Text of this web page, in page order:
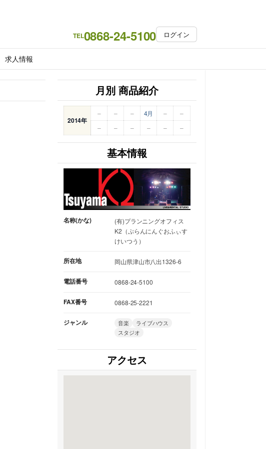
TEL0868-24-5100 ログイン
求人情報
月別 商品紹介
2014年
– – – 4月 –
–
–
– – – – –
基本情報
名称(かな)
(有)プランニングオフィス
K2（ぷらんにんぐおふぃす
けいつう）
所在地 岡山県津山市八出1326-6
電話番号 0868-24-5100
FAX番号 0868-25-2221
ジャンル 音楽
ライブハウス
スタジオ
アクセス